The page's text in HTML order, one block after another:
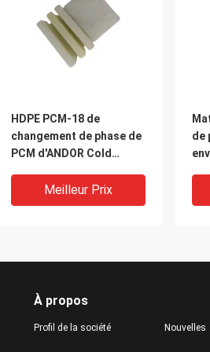
HDPE PCM-18 de
changement de phase de
PCM d'ANDOR Cold
matériels 300 pour le
PCM de la chaîne du froid
Meilleur Prix
de
À propos
Profil de la société Nouvelles